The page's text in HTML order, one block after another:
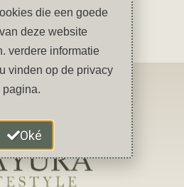
die een goede
deze website
verdere informatie
vinden op de privacy
pagina.
Oké